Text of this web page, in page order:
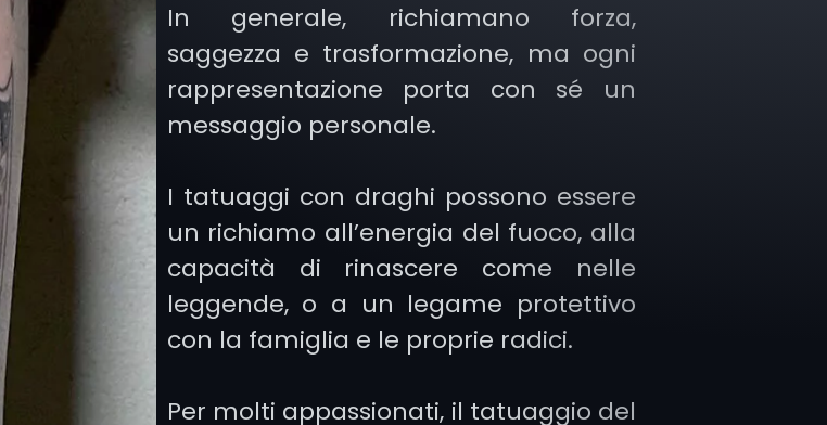
In generale, richiamano forza,
saggezza e trasformazione, ma ogni
rappresentazione porta con sé un
messaggio personale.
I tatuaggi con draghi possono essere
un richiamo all’energia del fuoco, alla
capacità di rinascere come nelle
leggende, o a un legame protettivo
con la famiglia e le proprie radici.
Per molti appassionati, il tatuaggio del